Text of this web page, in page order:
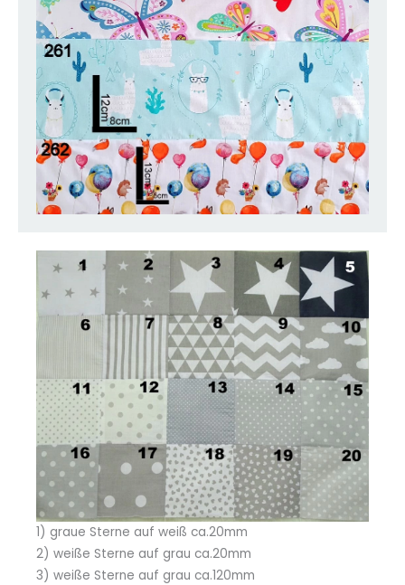
1) graue Sterne auf weiß ca.20mm
2) weiße Sterne auf grau ca.20mm
3) weiße Sterne auf grau ca.120mm